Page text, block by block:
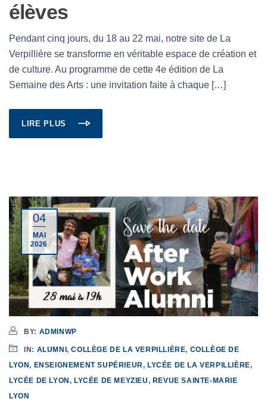
élèves
Pendant cinq jours, du 18 au 22 mai, notre site de La
Verpillière se transforme en véritable espace de création et
de culture. Au programme de cette 4e édition de La
Semaine des Arts : une invitation faite à chaque […]
LIRE PLUS
04
MAI
2026
BY: ADMINWP
IN: ALUMNI,COLLÈGE DE LA VERPILLIÈRE, COLLÈGE DE
LYON, ENSEIGNEMENT SUPÉRIEUR,LYCÉE DE LA VERPILLIÈRE,
LYCÉE DE LYON,LYCÉE DE MEYZIEU, REVUE SAINTE-MARIE
LYON